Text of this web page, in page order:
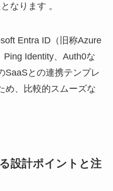
なります 。
Entra ID（旧称Azure
Identity、Auth0な
SaaSとの連携テンプレ
め、比較的スムーズな
設計ポイントと注